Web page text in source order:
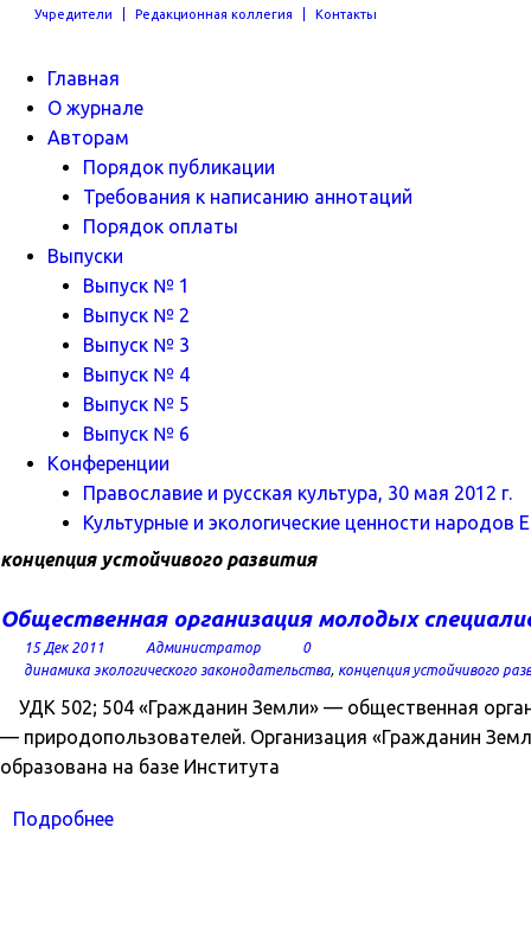
Учредители Редакционная коллегия Контакты
Главная
О журнале
Авторам
Порядок публикации
Требования к написанию аннотаций
Порядок оплаты
Выпуски
Выпуск № 1
Выпуск № 2
Выпуск № 3
Выпуск № 4
Выпуск № 5
Выпуск № 6
Конференции
Православие и русская культура, 30 мая 2012 г.
Культурные и экологические ценности народов
концепция устойчивого развития
Общественная организация молодых
15 Дек 2011 Администратор
0
динамика экологического законодательства, концепция устойчивого
УДК 502; 504 «Гражданин Земли» — общественная
— природопользователей. Организация «Гражданин
образована на базе Института
Подробнее